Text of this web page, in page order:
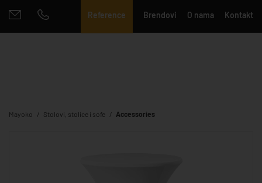
Reference Brendovi O nama Kontakt
Mayoko Stolovi, stolice i sofe Accessories